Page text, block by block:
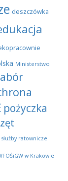
deszczówka
Ministerstwo
pożyczka
służby ratownicze
w Krakowie